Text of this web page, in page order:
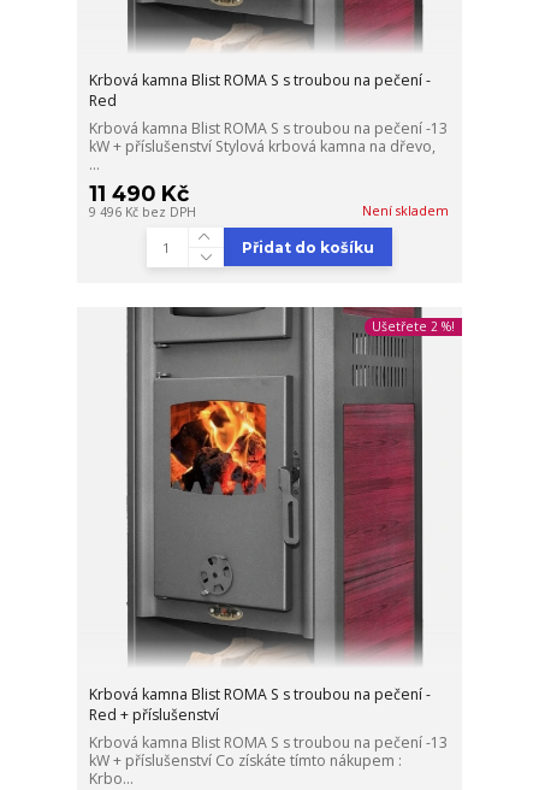
Krbová kamna Blist ROMA S s troubou na pečení -
Red
Krbová kamna Blist ROMA S s troubou na pečení -13
kW + příslušenství Stylová krbová kamna na dřevo,
...
11 490 Kč
9 496 Kč bez DPH Není skladem
Přidat do košíku
Ušetřete 2 %!
Krbová kamna Blist ROMA S s troubou na pečení -
Red + příslušenství
Krbová kamna Blist ROMA S s troubou na pečení -13
kW + příslušenství Co získáte tímto nákupem :
Krbo...